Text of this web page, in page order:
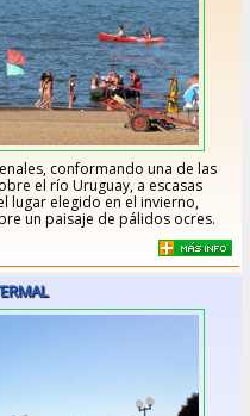
conformando una de las
el río Uruguay, a escasas
lugar elegido en el invierno,
un paisaje de pálidos ocres.